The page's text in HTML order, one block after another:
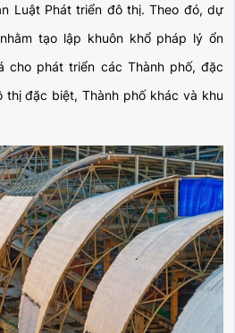
Luật Phát triển đô thị. Theo đó, dự
tạo lập khuôn khổ pháp lý ổn
cho phát triển các Thành phố, đặc
thị đặc biệt, Thành phố khác và khu